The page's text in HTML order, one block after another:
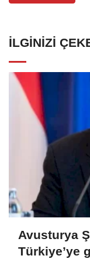
İLGINIZI
Avusturya
Türkiye’ye